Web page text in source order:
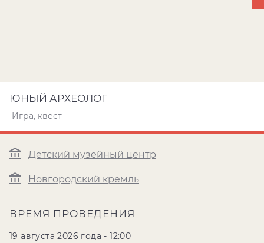
ЮНЫЙ АРХЕОЛОГ
Игра, квест
Детский музейный центр
Новгородский кремль
ВРЕМЯ ПРОВЕДЕНИЯ
19 августа 2026 года - 12:00